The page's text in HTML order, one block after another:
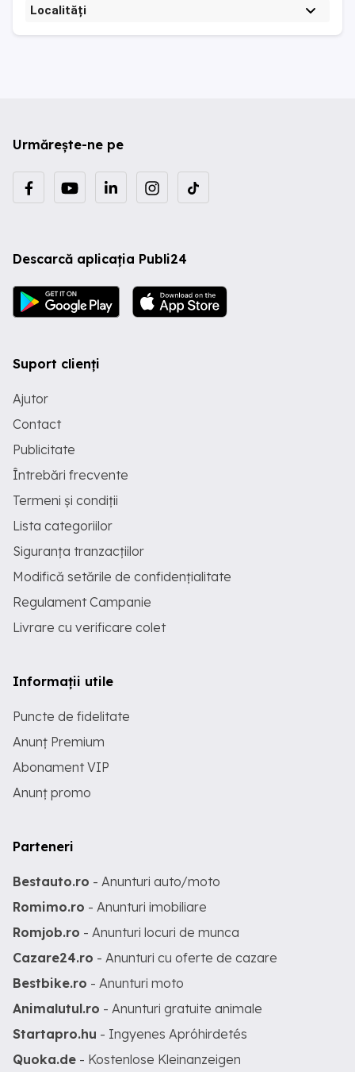
Localități
Urmărește-ne pe
Descarcă aplicația Publi24
Suport clienți
Ajutor
Contact
Publicitate
Întrebări frecvente
Termeni și condiții
Lista categoriilor
Siguranța tranzacțiilor
Modifică setările de confidențialitate
Regulament Campanie
Livrare cu verificare colet
Informații utile
Puncte de fidelitate
Anunț Premium
Abonament VIP
Anunț promo
Parteneri
Bestauto.ro - Anunturi auto/moto
Romimo.ro - Anunturi imobiliare
Romjob.ro - Anunturi locuri de munca
Cazare24.ro - Anunturi cu oferte de cazare
Bestbike.ro - Anunturi moto
Animalutul.ro - Anunturi gratuite animale
Startapro.hu - Ingyenes Apróhirdetés
Quoka.de - Kostenlose Kleinanzeigen